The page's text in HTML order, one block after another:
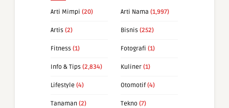
Arti Mimpi (20) Arti Nama (1,997)
Artis (2) Bisnis (252)
Fitness (1) Fotografi (1)
Info & Tips (2,834) Kuliner (1)
Lifestyle (4) Otomotif (4)
Tanaman (2) Tekno (7)